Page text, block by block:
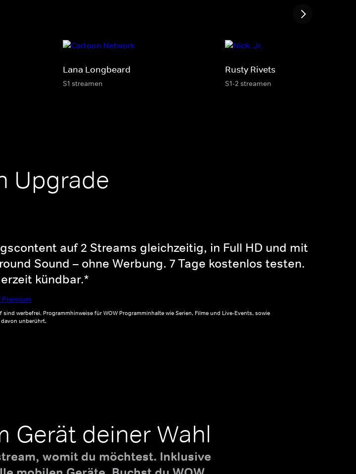
Lana Longbeard
S1 streamen
Rusty Rivets
S1-2 streamen
Upgrade
auf 2 Streams gleichzeitig, in Full HD und mit
Sound – ohne Werbung. 7 Tage kostenlos testen.
kündbar.*
Premium
werbefrei. Programmhinweise für WOW Programminhalte wie Serien, Filme und Live-Events, sowie
unberührt.
Gerät deiner Wahl
womit du möchtest. Inklusive